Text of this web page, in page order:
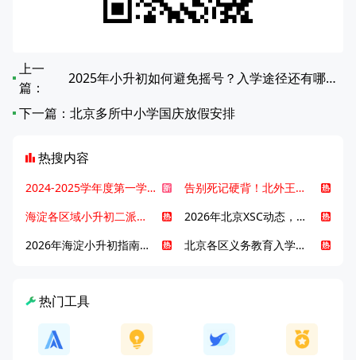
上一
篇：
2025年小升初如何避免摇号？入学途径还有哪些？
下一篇： 北京多所中小学国庆放假安排
热搜内容
2024-2025学年度第一学期北京各区期末考试真题试卷汇总
告别死记硬背！北外王牌精读词汇课，帮孩子突破英语词汇难关
海淀各区域小升初二派全攻略合集！区域一至五志愿填报、升学策略详解
2026年北京XSC动态，持续更新中ing...
2026年海淀小升初指南，一文了解招生政策要点
北京各区义务教育入学咨询电话汇总，25年小升初家长提前收藏
热门工具